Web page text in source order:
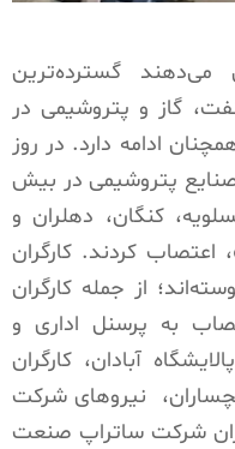
گسترده‌ترین
گاز و پتروشیمی در
ادامه دارد. در روز
صنایع پتروشیمی در بیش
کنگان، دهلران و
با عنوان «کمپین ۱۴۰۲»، اعتصاب کردند. کارگران
از جمله کارگران
به پرسنل اداری و
آبادان، کارگران
نیروهای شرکت
شرکت ساتراپ صنعت